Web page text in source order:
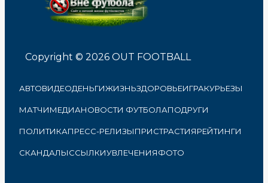
Copyright © 2026 OUT FOOTBALL
АВТОВИДЕОДЕНЬГИЖИЗНЬЗДОРОВЬЕИГРАКУРЬЕЗЫ
МАТЧИМЕДИАНОВОСТИ ФУТБОЛАПОДРУГИ
ПОЛИТИКАПРЕСС-РЕЛИЗЫПРИСТРАСТИЯРЕЙТИНГИ
СКАНДАЛЫССЫЛКИУВЛЕЧЕНИЯФОТО